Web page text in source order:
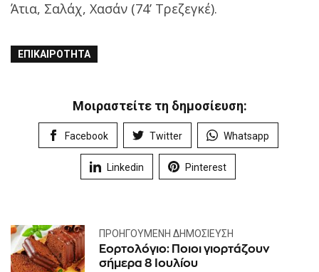
Άτια, Σαλάχ, Χασάν (74’ Τρεζεγκέ).
ΕΠΙΚΑΙΡΌΤΗΤΑ
Μοιραστείτε τη δημοσίευση:
Facebook Twitter Whatsapp
Linkedin Pinterest
ΠΡΟΗΓΟΎΜΕΝΗ ΔΗΜΟΣΊΕΥΣΗ
Εορτολόγιο: Ποιοι γιορτάζουν
σήμερα 8 Ιουλίου